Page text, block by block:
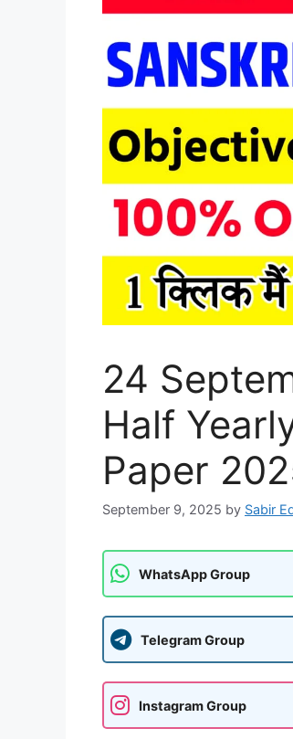
24
Half
Paper
September 9, 2025 by Sabir
WhatsApp Group
Telegram Group
Instagram Group